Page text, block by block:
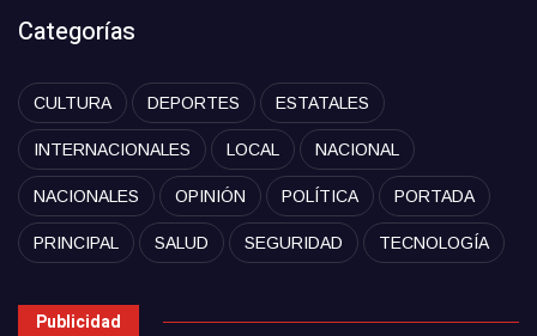
Categorías
CULTURA DEPORTES ESTATALES
INTERNACIONALES LOCAL NACIONAL
NACIONALES OPINIÓN POLÍTICA PORTADA
PRINCIPAL SALUD SEGURIDAD TECNOLOGÍA
Publicidad